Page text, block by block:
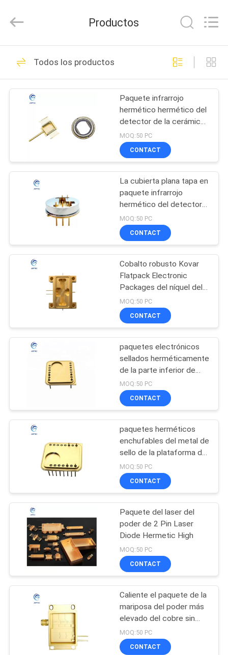
HOGAR
PRODUCTOS
SOBRE
NOSOTROS
VIAJE
FÁBRICA
CONTROL
CALIDAD
EN
CONTACTO
MAPA
PRIVACY
POLICY
LTD.
Reserved.
Paquetes
electrónicos
sellados
herméticamente
19
Paquete hermético
del laser del poder
más elevado
20
Paquete de fibra
óptica hermético de
la comunicación
Paquete de la
mariposa
Paquete del
esquema del
transistor
12
Paquete híbrido del
circuito integrado
4
Productos
Todos los productos
Paquete infrarrojo
hermético hermético del
detector de la cerámica
del nitruro de aluminio
MOQ:50 PC
CONTACT
La cubierta plana tapa en
paquete infrarrojo
hermético del detector
4J29
MOQ:50 PC
CONTACT
Cobalto robusto Kovar
Flatpack Electronic
Packages del níquel del
hierro
MOQ:50 PC
CONTACT
paquetes electrónicos
sellados herméticamente
de la parte inferior de
plano de la profundidad
de 1.5m m
MOQ:50 PC
CONTACT
paquetes herméticos
enchufables del metal de
sello de la plataforma de
la resistencia de 500V
DC
MOQ:50 PC
CONTACT
Paquete del laser del
poder de 2 Pin Laser
Diode Hermetic High
MOQ:50 PC
CONTACT
Caliente el paquete de la
mariposa del poder más
elevado del cobre sin
oxígeno de la disipación
MOQ:50 PC
CONTACT